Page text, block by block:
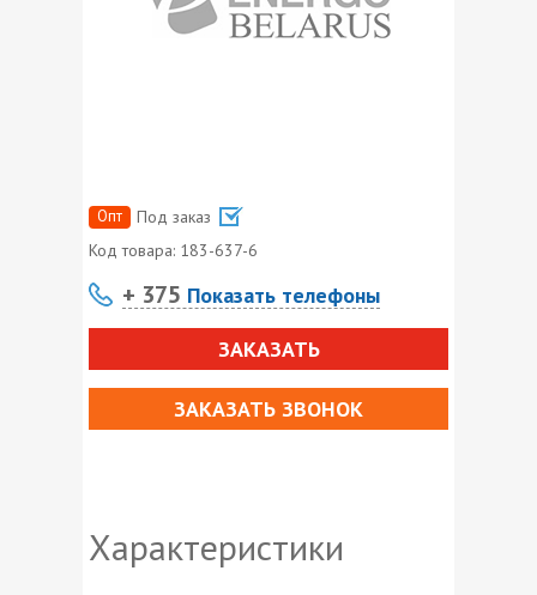
Опт
Под заказ
Код товара: 183-637-6
+ 375 Показать телефоны
ЗАКАЗАТЬ
ЗАКАЗАТЬ ЗВОНОК
Характеристики